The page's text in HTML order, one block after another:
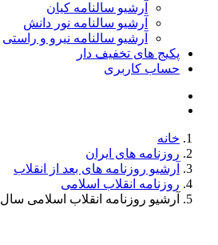
آرشیو سالنامه کیان
آرشیو سالنامه نور دانش
آرشیو سالنامه نیرو و راستی
پکیج های تخفیف دار
حساب کاربری
خانه
روزنامه های ایران
آرشیو روزنامه های بعد از انقلاب
روزنامه انقلاب اسلامی
آرشیو روزنامه انقلاب اسلامی سال 1358